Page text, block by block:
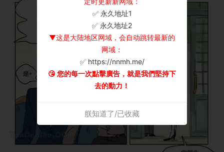
✅ 永久地址1
✅ 永久地址2
▼这是大陆地区网域，会自动跳转最新的
网域：
✅ https://nnmh.me/
😘 您的每一次點擊廣告，就是我們堅持下
去的動力！
朕知道了/已收藏